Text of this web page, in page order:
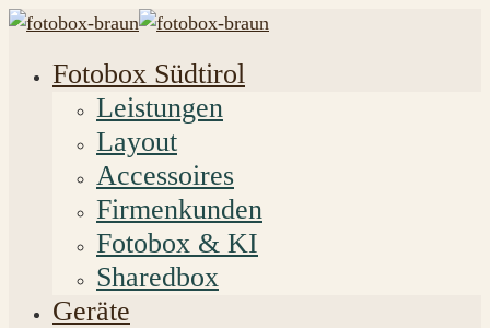
Fotobox Südtirol
Leistungen
Layout
Accessoires
Firmenkunden
Fotobox & KI
Sharedbox
Geräte